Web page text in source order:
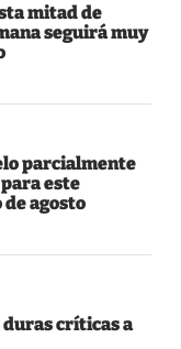
mitad de
seguirá muy
parcialmente
este
agosto
críticas a